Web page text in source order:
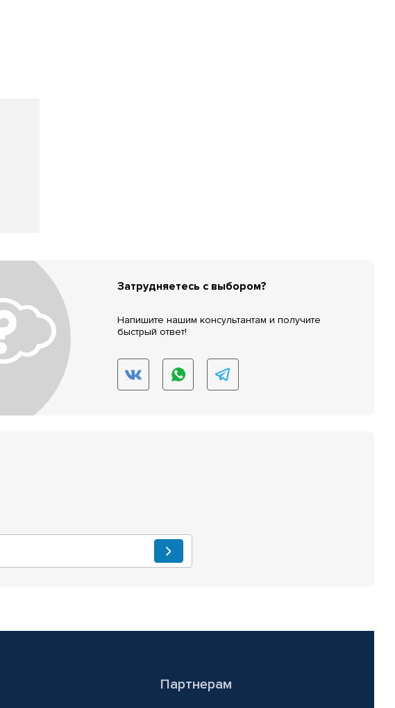
Затрудняетесь с выбором?
Напишите нашим консультантам и получите
быстрый ответ!
Партнерам